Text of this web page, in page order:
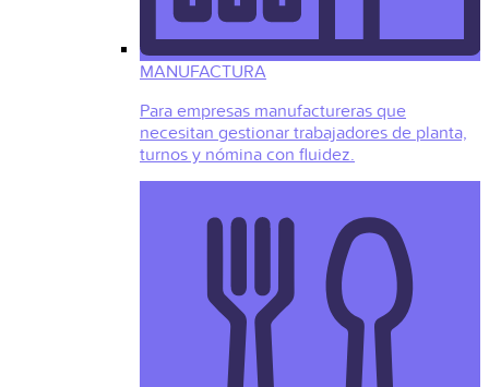
MANUFACTURA
Para empresas manufactureras que
necesitan gestionar trabajadores de planta,
turnos y nómina con fluidez.